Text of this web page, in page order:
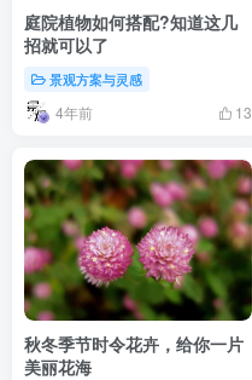
庭院植物如何搭配?知道这几
招就可以了
景观方案与灵感
4年前 13
秋冬季节时令花卉，给你一片
美丽花海